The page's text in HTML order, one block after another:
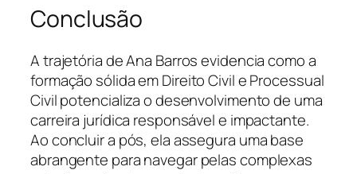
Conclusão
A trajetória de Ana Barros evidencia como a
formação sólida em Direito Civil e Processual
Civil potencializa o desenvolvimento de uma
carreira jurídica responsável e impactante.
Ao concluir a pós, ela assegura uma base
abrangente para navegar pelas complexas